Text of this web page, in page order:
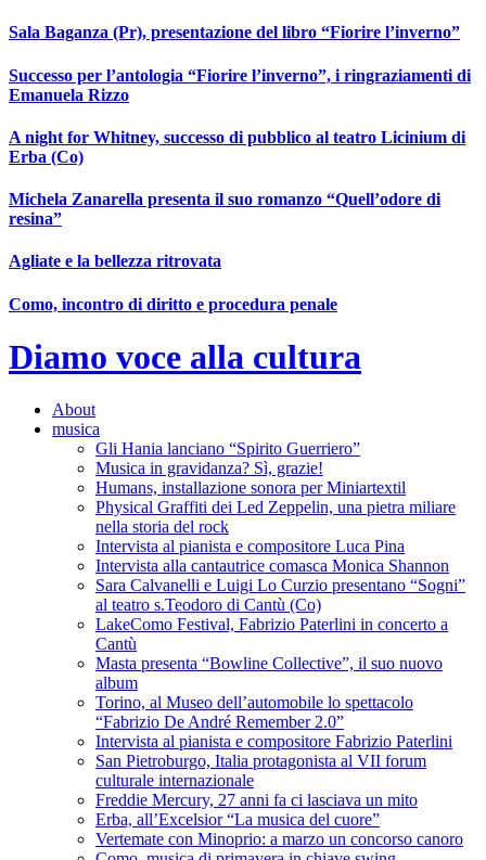
Vai
contenuto
Sala Baganza (Pr), presentazione del libro “Fiorire l’inverno”
Successo per l’antologia “Fiorire l’inverno”, i ringraziamenti di
Emanuela Rizzo
A night for Whitney, successo di pubblico al teatro Licinium di
Erba (Co)
Michela Zanarella presenta il suo romanzo “Quell’odore di
resina”
Agliate e la bellezza ritrovata
Como, incontro di diritto e procedura penale
Diamo voce alla cultura
About
musica
Gli Hania lanciano “Spirito Guerriero”
Musica in gravidanza? Sì, grazie!
Humans, installazione sonora per Miniartextil
Physical Graffiti dei Led Zeppelin, una pietra miliare
nella storia del rock
Intervista al pianista e compositore Luca Pina
Intervista alla cantautrice comasca Monica Shannon
Sara Calvanelli e Luigi Lo Curzio presentano “Sogni”
al teatro s.Teodoro di Cantù (Co)
LakeComo Festival, Fabrizio Paterlini in concerto a
Cantù
Masta presenta “Bowline Collective”, il suo nuovo
album
Torino, al Museo dell’automobile lo spettacolo
“Fabrizio De André Remember 2.0”
Intervista al pianista e compositore Fabrizio Paterlini
San Pietroburgo, Italia protagonista al VII forum
culturale internazionale
Freddie Mercury, 27 anni fa ci lasciava un mito
Erba, all’Excelsior “La musica del cuore”
Vertemate con Minoprio: a marzo un concorso canoro